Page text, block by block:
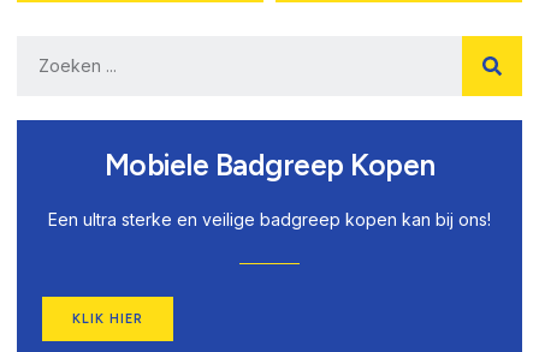
Mobiele Badgreep Kopen
Een ultra sterke en veilige badgreep kopen kan bij ons!
KLIK HIER